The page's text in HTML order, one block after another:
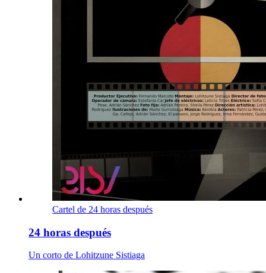
Cartel de 24 horas después
24 horas después
Un corto de Lohitzune Sistiaga